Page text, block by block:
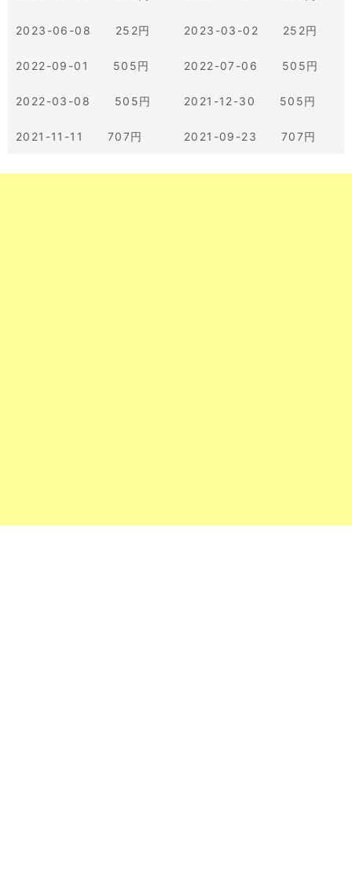
2023-06-08 252円 2023-03-02 252円
2022-09-01 505円 2022-07-06 505円
2022-03-08 505円 2021-12-30 505円
2021-11-11 707円 2021-09-23 707円